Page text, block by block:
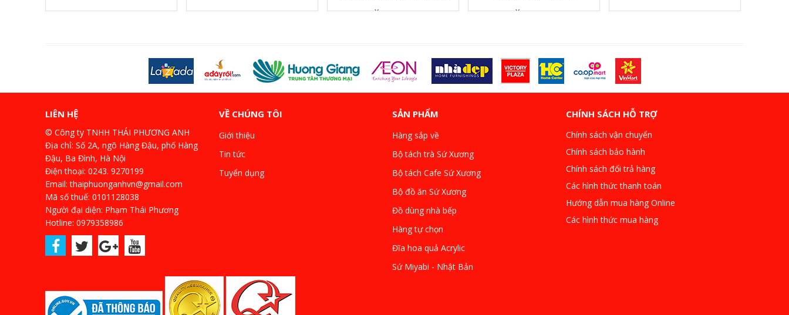
Xem ngay Xem ngay
LIÊN HỆ
© Công ty TNHH THÁI PHƯƠNG ANH
Địa chỉ: Số 2A, ngõ Hàng Đậu, phố Hàng
Đậu, Ba Đình, Hà Nội
Điện thoại: 0243. 9270199
Email: thaiphuonganhvn@gmail.com
Mã số thuế: 0101128038
Người đại diện: Phạm Thái Phương
Hotline: 0979358986
VỀ CHÚNG TÔI
Giới thiệu
Tin tức
Tuyển dụng
SẢN PHẨM
Hàng sắp về
Bộ tách trà Sứ Xương
Bộ tách Cafe Sứ Xương
Bộ đồ ăn Sứ Xương
Đồ dùng nhà bếp
Hàng tự chọn
Đĩa hoa quả Acrylic
Sứ Miyabi - Nhật Bản
CHÍNH SÁCH HỖ TRỢ
Chính sách vận chuyển
Chính sách bảo hành
Chính sách đổi trả hàng
Các hình thức thanh toán
Hướng dẫn mua hàng Online
Các hình thức mua hàng